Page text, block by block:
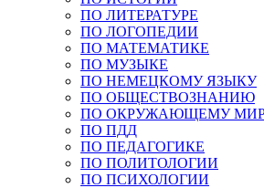
ПО ЛИТЕРАТУРЕ
ПО ЛОГОПЕДИИ
ПО МАТЕМАТИКЕ
ПО МУЗЫКЕ
ПО НЕМЕЦКОМУ ЯЗЫКУ
ПО ОБЩЕСТВОЗНАНИЮ
ПО ОКРУЖАЮЩЕМУ
ПО ПДД
ПО ПЕДАГОГИКЕ
ПО ПОЛИТОЛОГИИ
ПО ПСИХОЛОГИИ